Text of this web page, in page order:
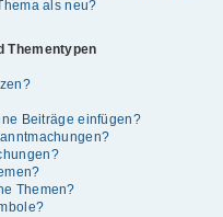
als neu?
Thementypen
Beiträge einfügen?
Themen?